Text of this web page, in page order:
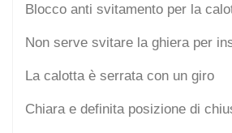
Blocco anti svitamento per la
Non serve svitare la ghiera per
La calotta è serrata con un giro
Chiara e definita posizione di